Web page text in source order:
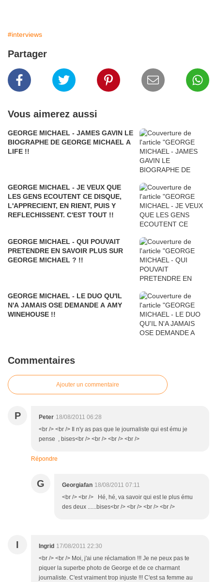
#interviews
Partager
Vous aimerez aussi
GEORGE MICHAEL - JAMES GAVIN LE
BIOGRAPHE DE GEORGE MICHAEL A
LIFE !!
GEORGE MICHAEL - JE VEUX QUE
LES GENS ECOUTENT CE DISQUE,
L'APPRECIENT, EN RIENT, PUIS Y
REFLECHISSENT. C'EST TOUT !!
GEORGE MICHAEL - QUI POUVAIT
PRETENDRE EN SAVOIR PLUS SUR
GEORGE MICHAEL ? !!
GEORGE MICHAEL - LE DUO QU'IL
N'A JAMAIS OSE DEMANDE A AMY
WINEHOUSE !!
Commentaires
Ajouter un commentaire
P Peter 18/08/2011 06:28
<br /> <br /> Il n'y as pas que le journaliste qui est ému je
pense , bises<br /> <br /> <br /> <br />
Répondre
G Georgiafan 18/08/2011 07:11
<br /> <br /> Hé, hé, va savoir qui est le plus ému
des deux ......bises<br /> <br /> <br /> <br />
I Ingrid 17/08/2011 22:30
<br /> <br /> Moi, j'ai une réclamation !!! Je ne peux pas te
piquer la superbe photo de George et de ce charmant
journaliste. C'est vraiment trop injuste !!! C'est sa femme au